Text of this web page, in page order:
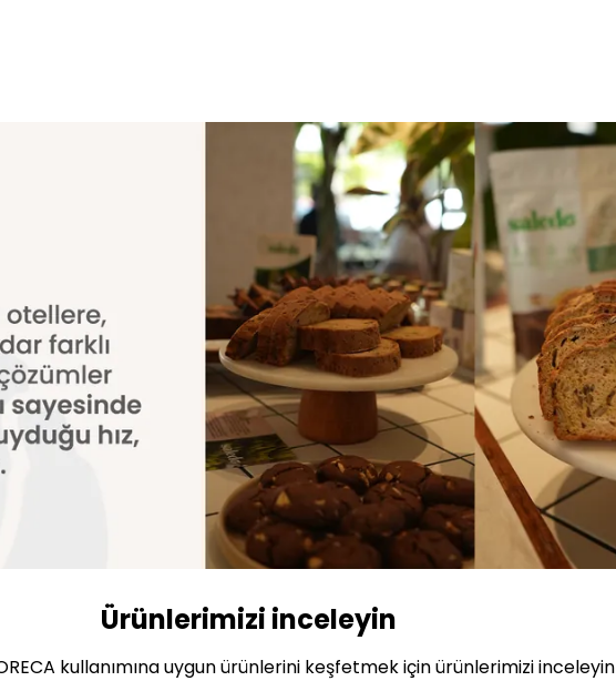
Ürünlerimizi inceleyin
kullanımına uygun ürünlerini keşfetmek için ürünlerimizi inceleyin